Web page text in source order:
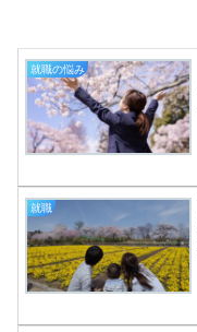
就職の悩み
就職